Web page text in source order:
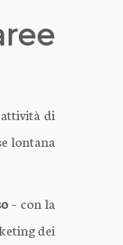
di
lontana
– con la
dei